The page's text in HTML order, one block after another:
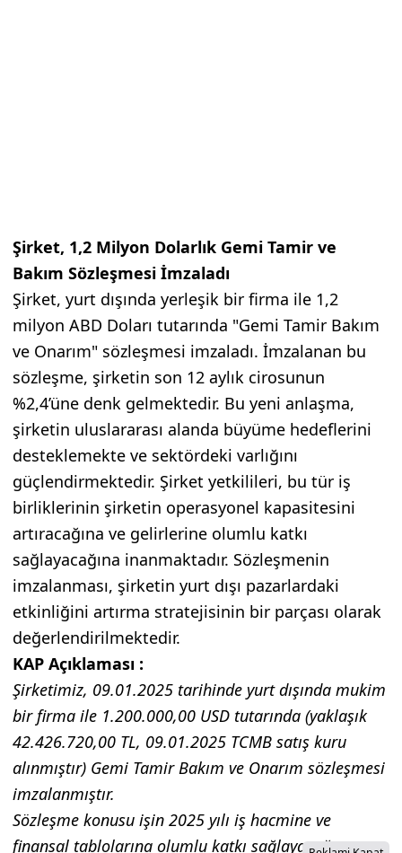
Şirket, 1,2 Milyon Dolarlık Gemi Tamir ve
Bakım Sözleşmesi İmzaladı
Şirket, yurt dışında yerleşik bir firma ile 1,2
milyon ABD Doları tutarında "Gemi Tamir Bakım
ve Onarım" sözleşmesi imzaladı. İmzalanan bu
sözleşme, şirketin son 12 aylık cirosunun
%2,4’üne denk gelmektedir. Bu yeni anlaşma,
şirketin uluslararası alanda büyüme hedeflerini
desteklemekte ve sektördeki varlığını
güçlendirmektedir. Şirket yetkilileri, bu tür iş
birliklerinin şirketin operasyonel kapasitesini
artıracağına ve gelirlerine olumlu katkı
sağlayacağına inanmaktadır. Sözleşmenin
imzalanması, şirketin yurt dışı pazarlardaki
etkinliğini artırma stratejisinin bir parçası olarak
değerlendirilmektedir.
KAP Açıklaması :
Şirketimiz, 09.01.2025 tarihinde yurt dışında mukim
bir firma ile 1.200.000,00 USD tutarında (yaklaşık
42.426.720,00 TL, 09.01.2025 TCMB satış kuru
alınmıştır) Gemi Tamir Bakım ve Onarım sözleşmesi
imzalanmıştır.
Sözleşme konusu işin 2025 yılı iş hacmine ve
finansal tablolarına olumlu katkı sağlayacağı